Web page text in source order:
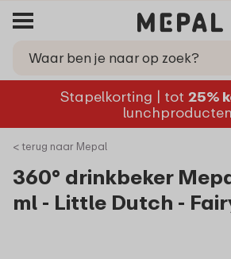
Stapelkorting | tot 25%
lunchproducten
< terug naar Mepal
360° drinkbeker
ml - Little Dutch -